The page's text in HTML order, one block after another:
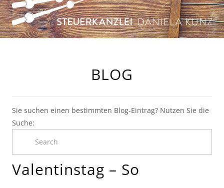
BLOG
Sie suchen einen bestimmten Blog-Eintrag? Nutzen Sie die
Suche:
Valentinstag – So